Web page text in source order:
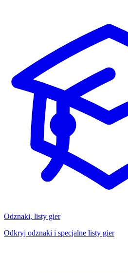
Odznaki, listy gier
Odkryj odznaki i specjalne listy gier